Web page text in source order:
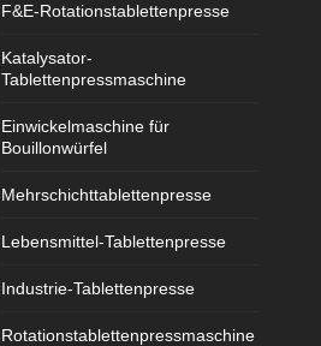
F&E-Rotationstablettenpresse
Katalysator-
Tablettenpressmaschine
Einwickelmaschine für
Bouillonwürfel
Mehrschichttablettenpresse
Lebensmittel-Tablettenpresse
Industrie-Tablettenpresse
Rotationstablettenpressmaschine